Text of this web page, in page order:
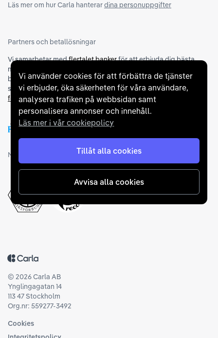
Vi använder cookies för att förbättra de tjänster
vi erbjuder, öka säkerheten för våra användare,
analysera trafiken på webbsidan samt
personalisera annonser och innehåll.
Läs mer i vår cookiepolicy
Tillåt alla cookies
Avvisa alla cookies
Läs mer om hur Carla hanterardina personuppgifter
Partners och betallösningar
Vi samarbetar medflertalet bankerför att erbjuda dig bästa
möjliga finansieringslösning och stödjer en rad olika
betalningsmetoder. För att du ska känna dig trygg vid ditt köp
samarbetar vi med Folksam och AutoConcept gällande
försäkringar och garantier.
Medlemskap och utmärkelser
Tillbaka till startsidan
© 2026Carla AB
Ynglingagatan 14
113 47 Stockholm
Org.nr: 559277-3492
Cookies